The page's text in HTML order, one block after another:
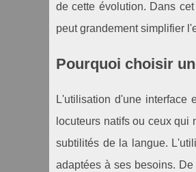
de cette évolution. Dans
peut grandement simplifier
Pourquoi choisir
L'utilisation d'une interface
locuteurs natifs ou ceux qui
subtilités de la langue.
adaptées à ses besoins.